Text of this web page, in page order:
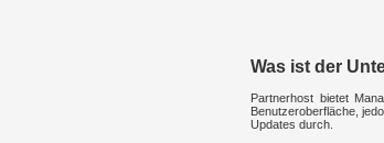
Was ist der
Partnerhost bietet
Benutzeroberfläche,
Updates durch.